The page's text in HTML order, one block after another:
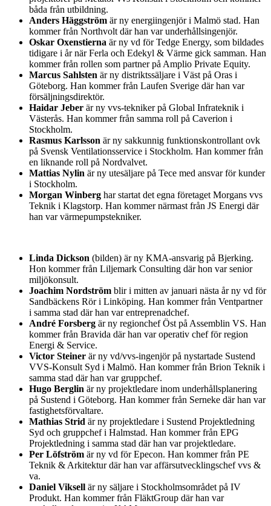
båda från utbildning.
Anders Häggström är ny energiingenjör i Malmö stad. Han
kommer från Northvolt där han var underhållsingenjör.
Oskar Oxenstierna är ny vd för Tedge Energy, som bildades
tidigare i år när Ferla och Edekyl & Värme gick samman. Han
kommer från rollen som partner på Amplio Private Equity.
Marcus Sahlsten är ny distriktssäljare i Väst på Oras i
Göteborg. Han kommer från Laufen Sverige där han var
försäljningsdirektör.
Haidar Jeber är ny vvs-tekniker på Global Infrateknik i
Västerås. Han kommer från samma roll på Caverion i
Stockholm.
Rasmus Karlsson är ny sakkunnig funktionskontrollant ovk
på Svensk Ventilationsservice i Stockholm. Han kommer från
en liknande roll på Nordvalvet.
Mattias Nylin är ny utesäljare på Tece med ansvar för kunder
i Stockholm.
Morgan Winberg har startat det egna företaget Morgans vvs
Teknik i Klagstorp. Han kommer närmast från JS Energi där
han var värmepumpstekniker.
Linda Dickson (bilden) är ny KMA-ansvarig på Bjerking.
Hon kommer från Liljemark Consulting där hon var senior
miljökonsult.
Joachim Nordström blir i mitten av januari nästa år ny vd för
Sandbäckens Rör i Linköping. Han kommer från Ventpartner
i samma stad där han var entreprenadchef.
André Forsberg är ny regionchef Öst på Assemblin VS. Han
kommer från Bravida där han var operativ chef för region
Energi & Service.
Victor Steiner är ny vd/vvs-ingenjör på nystartade Sustend
VVS-Konsult Syd i Malmö. Han kommer från Brion Teknik i
samma stad där han var gruppchef.
Hugo Berglin är ny projektledare inom underhållsplanering
på Sustend i Göteborg. Han kommer från Serneke där han var
fastighetsförvaltare.
Mathias Strid är ny projektledare i Sustend Projektledning
Syd och gruppchef i Halmstad. Han kommer från EPG
Projektledning i samma stad där han var projektledare.
Per Löfström är ny vd för Epecon. Han kommer från PE
Teknik & Arkitektur där han var affärsutvecklingschef vvs &
va.
Daniel Viksell är ny säljare i Stockholmsområdet på IV
Produkt. Han kommer från FläktGroup där han var